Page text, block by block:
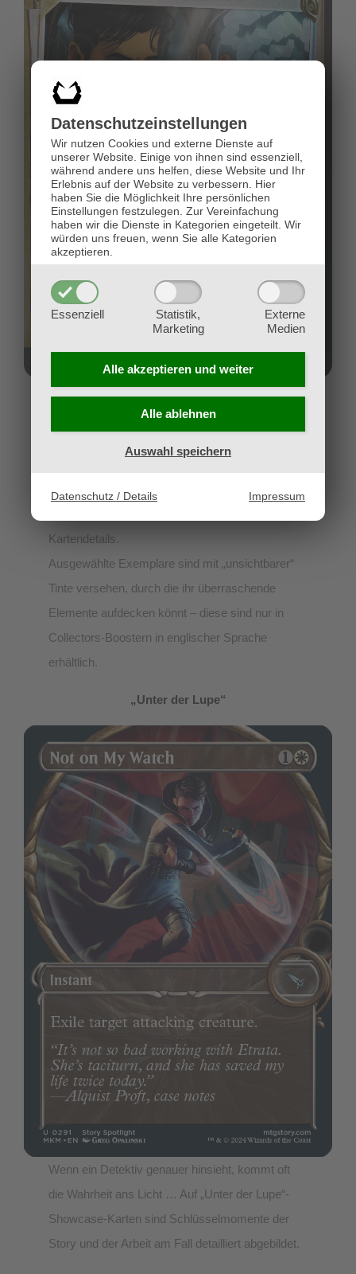
Datenschutz­einstellungen
Wir nutzen Cookies und externe Dienste auf
unserer Website. Einige von ihnen sind essenziell,
während andere uns helfen, diese Website und Ihr
Erlebnis auf der Website zu verbessern. Hier
haben Sie die Möglichkeit Ihre persönlichen
Einstellungen festzulegen. Zur Vereinfachung
haben wir die Dienste in Kategorien eingeteilt. Wir
würden uns freuen, wenn Sie alle Kategorien
akzeptieren.
Essenziell
Statistik,
Marketing
Externe
Medien
Alle akzeptieren und weiter
Alle ablehnen
Auswahl speichern
Datenschutz / Details Impressum
Diese Karten scheinen direkt aus Ravnicas
Detektivbüro zu kommen – zumindest sehen sie
Schreibtischlampe bereit, einschließlich der
Kartendetails.
Ausgewählte Exemplare sind mit „unsichtbarer“
Tinte versehen, durch die ihr überraschende
Elemente aufdecken könnt – diese sind nur in
Collectors-Boostern in englischer Sprache
erhältlich.
„Unter der Lupe“
Wenn ein Detektiv genauer hinsieht, kommt oft
die Wahrheit ans Licht … Auf „Unter der Lupe“-
Showcase-Karten sind Schlüsselmomente der
Story und der Arbeit am Fall detailliert abgebildet.